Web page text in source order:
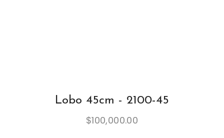
Lobo 45cm - 2100-45
$100,000.00